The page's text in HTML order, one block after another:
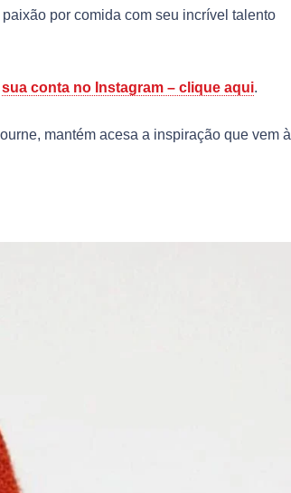
por comida com seu incrível talento
sua conta no Instagram – clique aqui.
mantém acesa a inspiração que vem à